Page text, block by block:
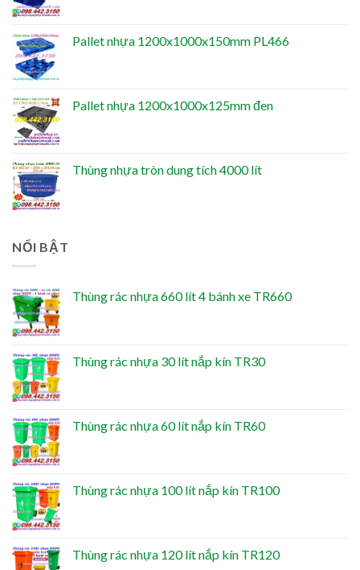
Pallet nhựa 1200x1000x150mm PL466
Pallet nhựa 1200x1000x125mm đen
Thùng nhựa tròn dung tích 4000 lít
NỔI BẬT
Thùng rác nhựa 660 lít 4 bánh xe TR660
Thùng rác nhựa 30 lít nắp kín TR30
Thùng rác nhựa 60 lít nắp kín TR60
Thùng rác nhựa 100 lít nắp kín TR100
Thùng rác nhựa 120 lít nắp kín TR120